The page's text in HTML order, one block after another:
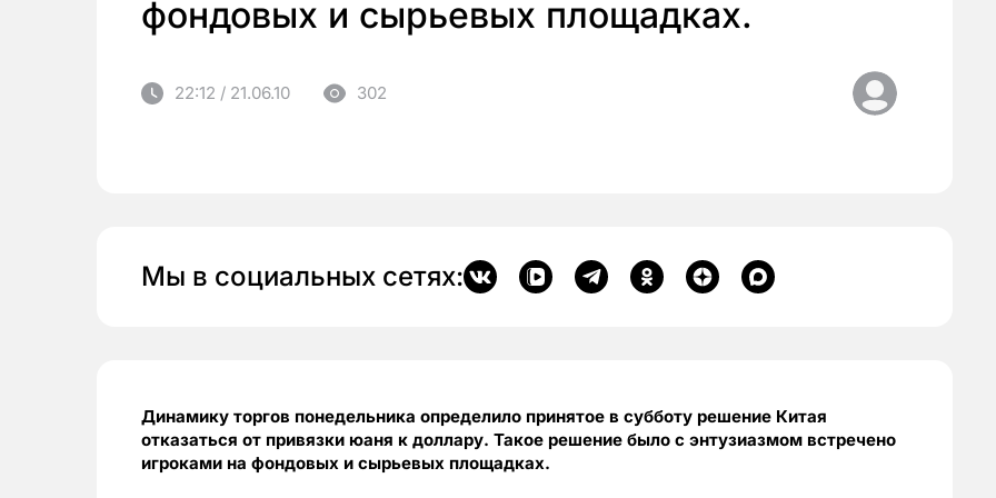
фондовых и сырьевых площадках.
22:12 / 21.06.10 302
Мы в социальных сетях:
Динамику торгов понедельника определило принятое в субботу решение Китая
отказаться от привязки юаня к доллару. Такое решение было с энтузиазмом встречено
игроками на фондовых и сырьевых площадках.